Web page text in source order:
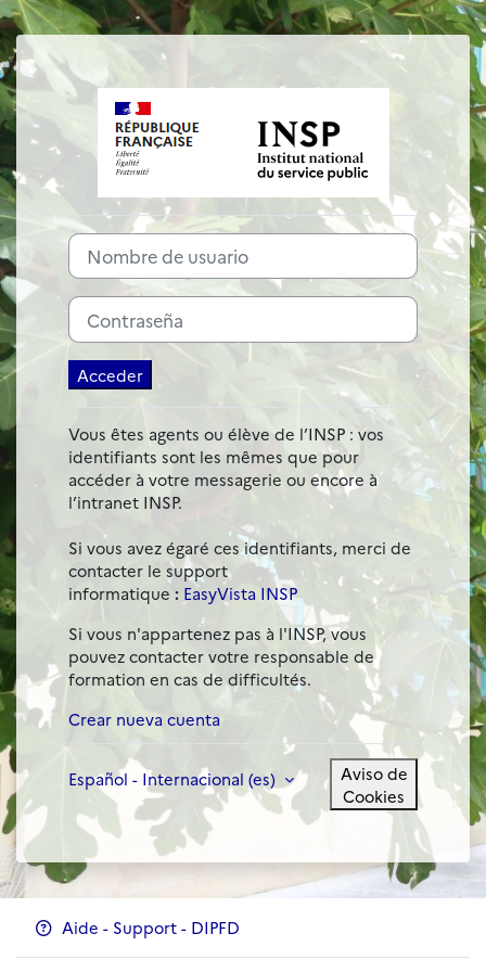
Salta al contenido principal
Entrar a
Saltar a creación de una nueva cuenta
Nombre de usuario
Contraseña
Acceder
Vous êtes agents ou élève de l’INSP : vos
identifiants sont les mêmes que pour
accéder à votre messagerie ou encore à
l’intranet INSP.
Si vous avez égaré ces identifiants, merci de
contacter le support
informatique : EasyVista INSP
Si vous n'appartenez pas à l'INSP, vous
pouvez contacter votre responsable de
formation en cas de difficultés.
Crear nueva cuenta
Español - Internacional ‎(es)‎
Aviso de
Cookies
Aide - Support - DIPFD